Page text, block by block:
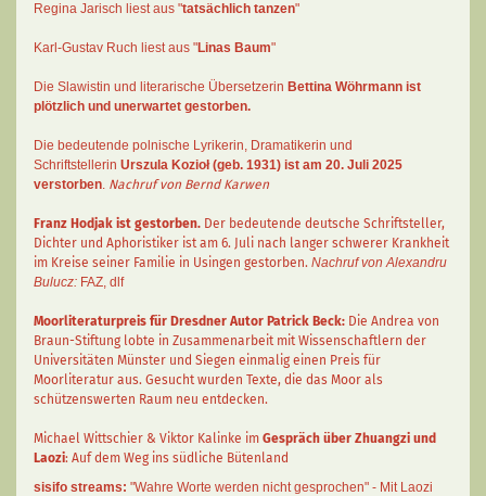
Regina Jarisch liest aus "tatsächlich tanzen"
Karl-Gustav Ruch liest aus "Linas Baum"
Die Slawistin und literarische Übersetzerin Bettina Wöhrmann ist
plötzlich und unerwartet gestorben.
Die bedeutende polnische Lyrikerin, Dramatikerin und
Schriftstellerin Urszula Kozioł (geb. 1931) ist am 20. Juli 2025
verstorben. Nachruf von Bernd Karwen
Franz Hodjak ist gestorben. Der bedeutende deutsche Schriftsteller,
Dichter und Aphoristiker ist am 6. Juli nach langer schwerer Krankheit
im Kreise seiner Familie in Usingen gestorben. Nachruf von Alexandru
Bulucz: FAZ, dlf
Moorliteraturpreis für Dresdner Autor Patrick Beck: Die Andrea von
Braun-Stiftung lobte in Zusammenarbeit mit Wissenschaftlern der
Universitäten Münster und Siegen einmalig einen Preis für
Moorliteratur aus. Gesucht wurden Texte, die das Moor als
schützenswerten Raum neu entdecken.
Michael Wittschier & Viktor Kalinke im Gespräch über Zhuangzi und
Laozi: Auf dem Weg ins südliche Bütenland
sisifo streams: "Wahre Worte werden nicht gesprochen" - Mit Laozi